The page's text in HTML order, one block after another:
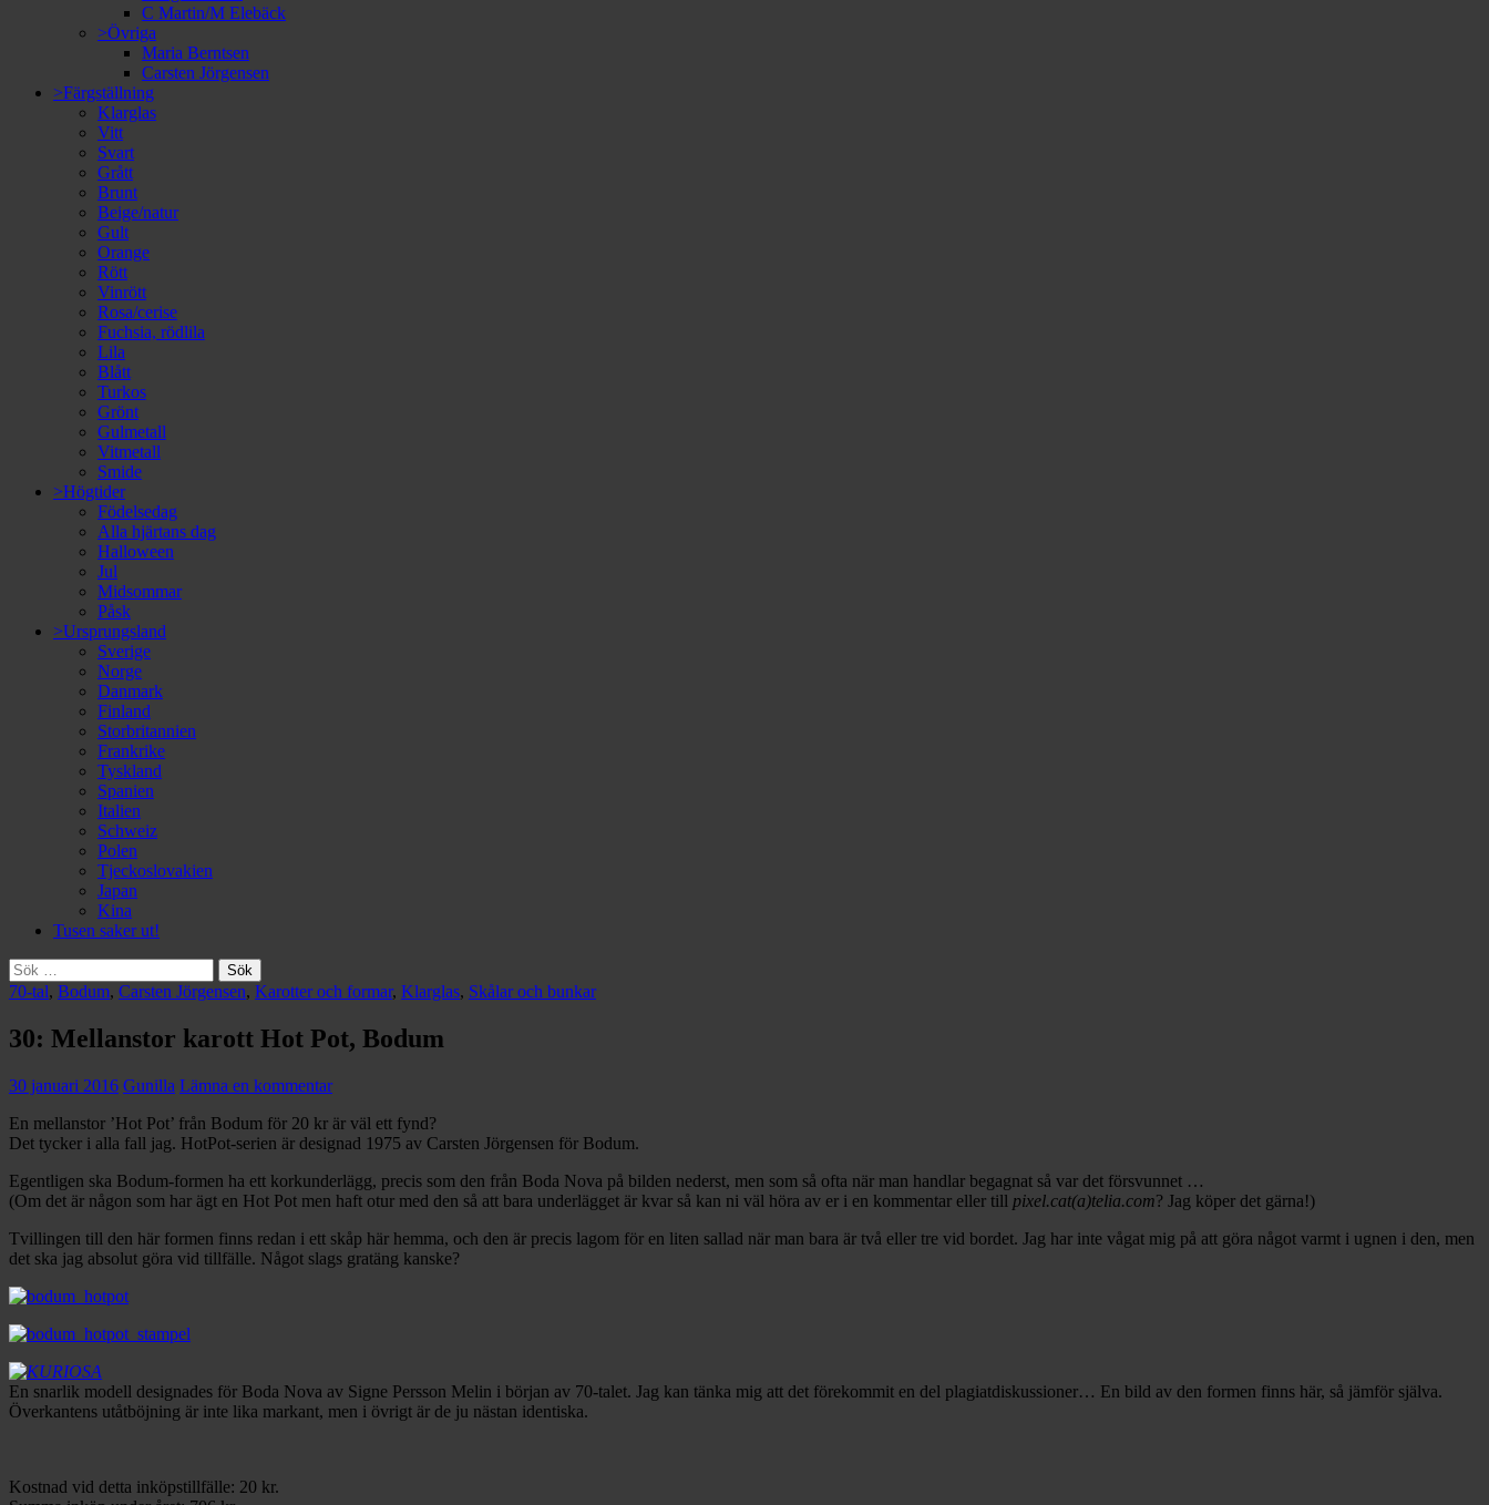
C Martin/M Elebäck
>Övriga
Maria Berntsen
Carsten Jörgensen
>Färgställning
Klarglas
Vitt
Svart
Grått
Brunt
Beige/natur
Gult
Orange
Rött
Vinrött
Rosa/cerise
Fuchsia, rödlila
Lila
Blått
Turkos
Grönt
Gulmetall
Vitmetall
Smide
>Högtider
Födelsedag
Alla hjärtans dag
Halloween
Jul
Midsommar
Påsk
>Ursprungsland
Sverige
Norge
Danmark
Finland
Storbritannien
Frankrike
Tyskland
Spanien
Italien
Schweiz
Polen
Tjeckoslovakien
Japan
Kina
Tusen saker ut!
Sök
efter:
70-tal, Bodum, Carsten Jörgensen, Karotter och formar, Klarglas, Skålar och bunkar
30: Mellanstor karott Hot Pot, Bodum
30 januari 2016 Gunilla Lämna en kommentar
En mellanstor ’Hot Pot’ från Bodum för 20 kr är väl ett fynd?
Det tycker i alla fall jag. HotPot-serien är designad 1975 av Carsten Jörgensen för Bodum.
Egentligen ska Bodum-formen ha ett korkunderlägg, precis som den från Boda Nova på bilden nederst, men som så ofta när man handlar begagnat så var det försvunnet …
(Om det är någon som har ägt en Hot Pot men haft otur med den så att bara underlägget är kvar så kan ni väl höra av er i en kommentar eller till pixel.cat(a)telia.com? Jag köper det gärna!)
Tvillingen till den här formen finns redan i ett skåp här hemma, och den är precis lagom för en liten sallad när man bara är två eller tre vid bordet. Jag har inte vågat mig på att göra något varmt i ugnen i den, men
det ska jag absolut göra vid tillfälle. Något slags gratäng kanske?
En snarlik modell designades för Boda Nova av Signe Persson Melin i början av 70-talet. Jag kan tänka mig att det förekommit en del plagiatdiskussioner… En bild av den formen finns här, så jämför själva.
Överkantens utåtböjning är inte lika markant, men i övrigt är de ju nästan identiska.
Kostnad vid detta inköpstillfälle: 20 kr.